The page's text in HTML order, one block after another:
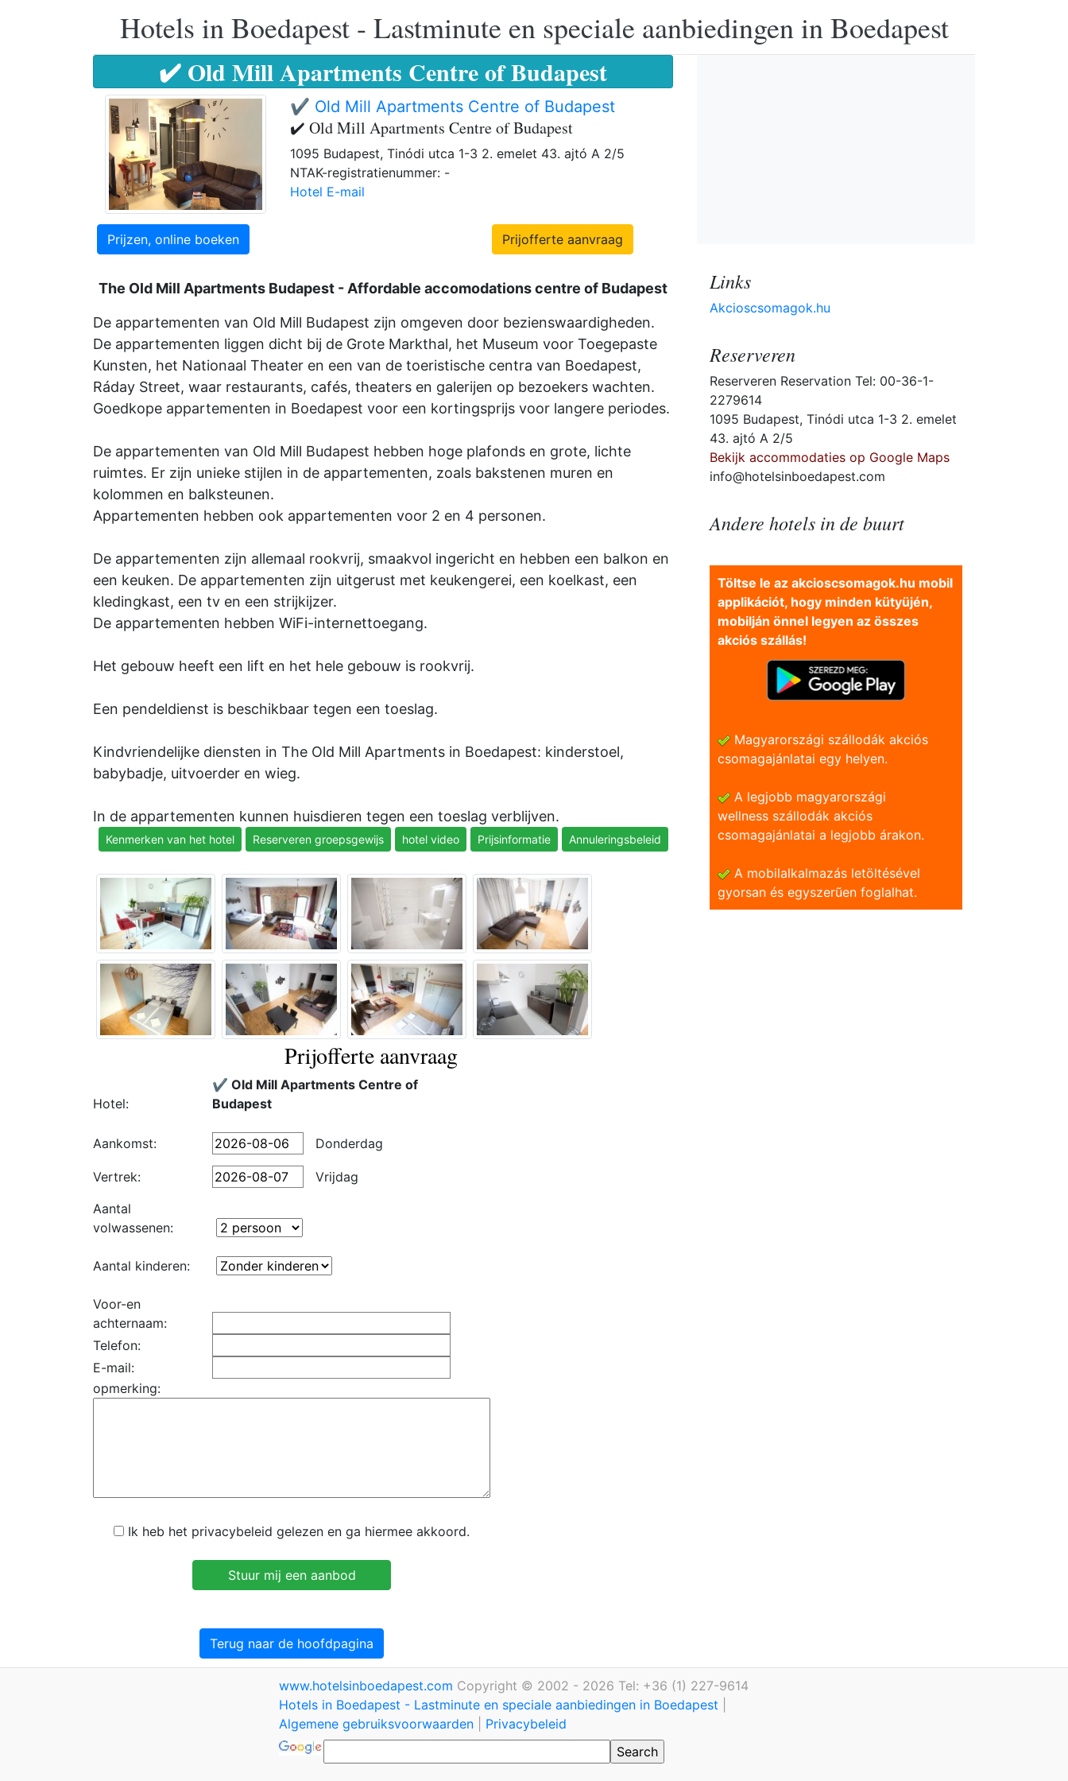
Hotels in Boedapest - Lastminute en speciale aanbiedingen in Boedapest
✔️ Old Mill Apartments Centre of Budapest
✔️ Old Mill Apartments Centre of Budapest
✔️ Old Mill Apartments Centre of Budapest
1095 Budapest, Tinódi utca 1-3 2. emelet 43. ajtó A 2/5
NTAK-registratienummer: -
Hotel E-mail
Prijzen, online boeken Prijofferte aanvraag
The Old Mill Apartments Budapest - Affordable accomodations centre of Budapest
De appartementen van Old Mill Budapest zijn omgeven door bezienswaardigheden.
De appartementen liggen dicht bij de Grote Markthal, het Museum voor Toegepaste
Kunsten, het Nationaal Theater en een van de toeristische centra van Boedapest,
Ráday Street, waar restaurants, cafés, theaters en galerijen op bezoekers wachten.
Goedkope appartementen in Boedapest voor een kortingsprijs voor langere periodes.
De appartementen van Old Mill Budapest hebben hoge plafonds en grote, lichte
ruimtes. Er zijn unieke stijlen in de appartementen, zoals bakstenen muren en
kolommen en balksteunen.
Appartementen hebben ook appartementen voor 2 en 4 personen.
De appartementen zijn allemaal rookvrij, smaakvol ingericht en hebben een balkon en
een keuken. De appartementen zijn uitgerust met keukengerei, een koelkast, een
kledingkast, een tv en een strijkijzer.
De appartementen hebben WiFi-internettoegang.
Het gebouw heeft een lift en het hele gebouw is rookvrij.
Een pendeldienst is beschikbaar tegen een toeslag.
Kindvriendelijke diensten in The Old Mill Apartments in Boedapest: kinderstoel,
babybadje, uitvoerder en wieg.
In de appartementen kunnen huisdieren tegen een toeslag verblijven.
Kenmerken van het hotel Reserveren groepsgewijs hotel video Prijsinformatie Annuleringsbeleid
Prijofferte aanvraag
Hotel:
✔️ Old Mill Apartments Centre of
Budapest
Aankomst: Donderdag
Vertrek:
Vrijdag
Aantal
volwassenen:
Aantal kinderen:
Voor-en
achternaam:
Telefon:
E-mail:
opmerking:
Ik heb het privacybeleid gelezen en ga hiermee akkoord.
Terug naar de hoofdpagina
Links
Akcioscsomagok.hu
Reserveren
Reserveren Reservation Tel: 00-36-1-
2279614
1095 Budapest, Tinódi utca 1-3 2. emelet
43. ajtó A 2/5
Bekijk accommodaties op Google Maps
info@hotelsinboedapest.com
Andere hotels in de buurt
Töltse le az akcioscsomagok.hu mobil
applikációt, hogy minden kütyüjén,
mobilján önnel legyen az összes
akciós szállás!
Magyarországi szállodák akciós
csomagajánlatai egy helyen.
A legjobb magyarországi
wellness szállodák akciós
csomagajánlatai a legjobb árakon.
A mobilalkalmazás letöltésével
gyorsan és egyszerũen foglalhat.
www.hotelsinboedapest.com Copyright © 2002 - 2026 Tel: +36 (1) 227-9614
Hotels in Boedapest - Lastminute en speciale aanbiedingen in Boedapest
Algemene gebruiksvoorwaarden
Privacybeleid